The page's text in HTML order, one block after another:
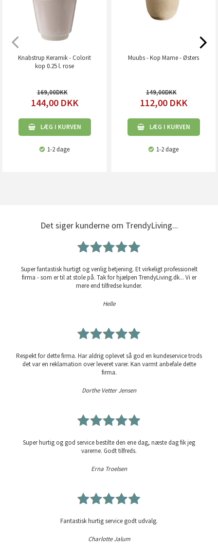
Knabstrup Keramik - Colorit
kop 0.25 l. rose
169,00
144,00 DKK
LÆG I KURVEN
1-2 dage
Muubs - Kop Mame - Østers
149,00
112,00 DKK
LÆG I KURVEN
1-2 dage
Det siger kunderne om TrendyLiving...
Super fantastisk hurtigt og venlig betjening. Et virkeligt professionelt
firma - som er til at stole på. Tak for hjælpen TrendyLiving.dk... Vi er
mere end tilfredse kunder.
Helle
Respekt for dette firma. Har aldrig oplevet så god en kundeservice trods
det var en reklamation over leveret varer. Kan varmt anbefale dette
firma.
Dorthe Vetter Jensen
Super hurtig og god service bestilte den ene dag, næste dag fik jeg
varerne. Godt tilfreds.
Erna Troelsen
Fantastisk hurtig service godt udvalg.
Charlotte Jalum